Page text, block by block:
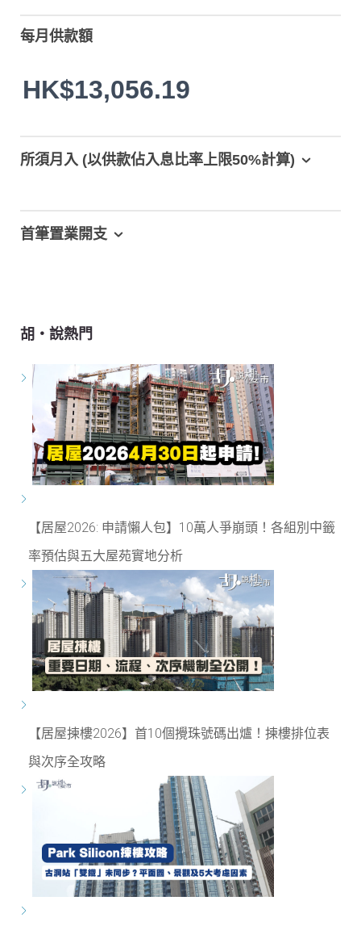
每月供款額
HK$13,056.19
所須月入 (以供款佔入息比率上限50%計算)
首筆置業開支
胡‧說熱門
【居屋2026: 申請懶人包】10萬人爭崩頭！各組別中籤
率預估與五大屋苑實地分析
【居屋揀樓2026】首10個攪珠號碼出爐！揀樓排位表
與次序全攻略